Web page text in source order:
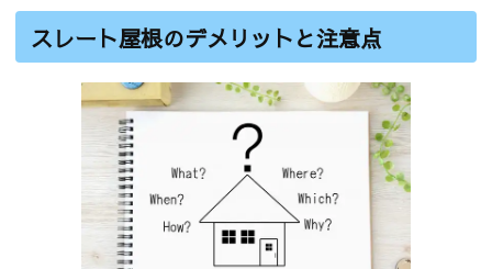
スレート屋根のデメリットと注意点